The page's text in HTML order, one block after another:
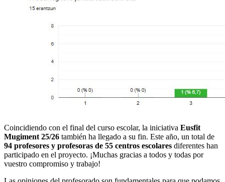
Coincidiendo con el final del curso escolar, la iniciativa Eusfit
Mugiment 25/26 también ha llegado a su fin. Este año, un total de
94 profesores y profesoras de 55 centros escolares diferentes han
participado en el proyecto. ¡Muchas gracias a todos y todas por
vuestro compromiso y trabajo!